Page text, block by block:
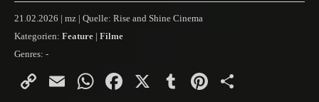
21.02.2026 | mz | Quelle: Rise and Shine Cinema
Kategorien: Feature | Filme
Genres: -
CopyEmailWhatsApp
Facebook
X TumblrPinterest